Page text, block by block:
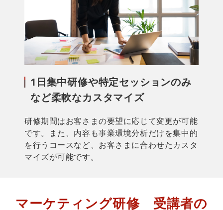
1日集中研修や特定セッションのみ
など柔軟なカスタマイズ
研修期間はお客さまの要望に応じて変更が可能
です。また、内容も事業環境分析だけを集中的
を行うコースなど、お客さまに合わせたカスタ
マイズが可能です。
マーケティング研修　受講者の